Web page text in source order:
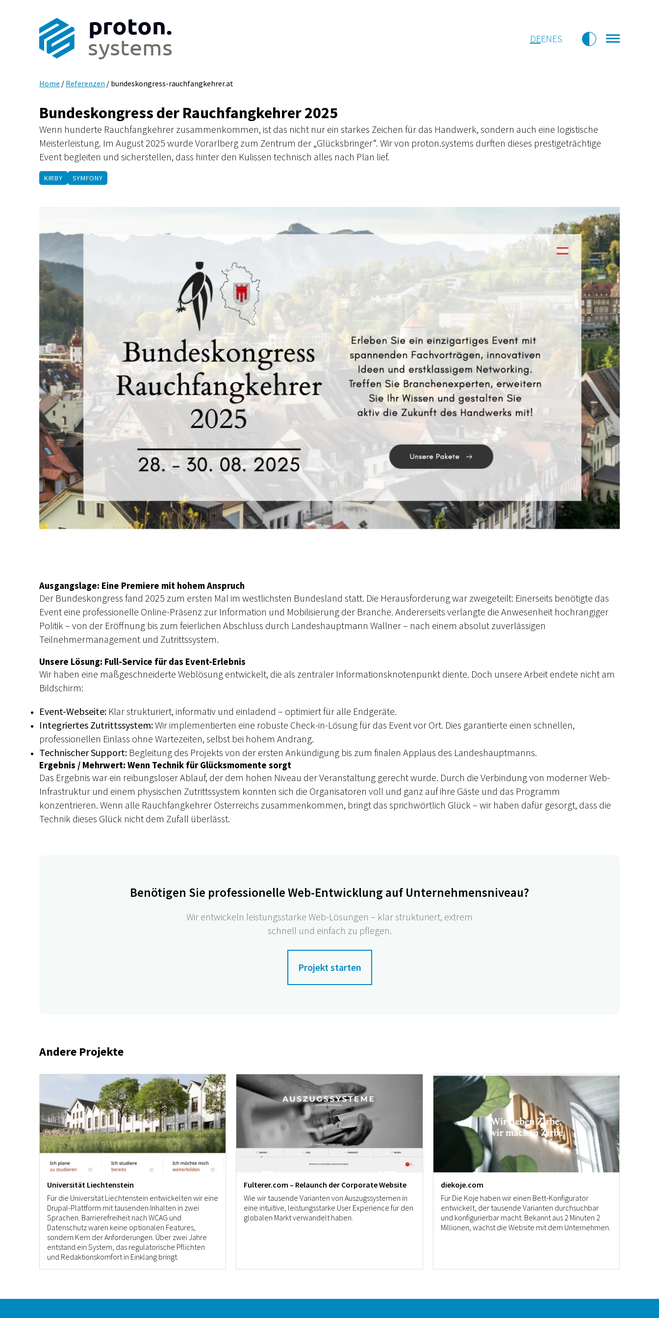
proton.
systems DEENES
Home / Referenzen / bundeskongress-rauchfangkehrer.at
Bundeskongress der Rauchfangkehrer 2025
Wenn hunderte Rauchfangkehrer zusammenkommen, ist das nicht nur ein starkes Zeichen für das Handwerk, sondern auch eine logistische
Meisterleistung. Im August 2025 wurde Vorarlberg zum Zentrum der „Glücksbringer“. Wir von proton.systems durften dieses prestigeträchtige
Event begleiten und sicherstellen, dass hinter den Kulissen technisch alles nach Plan lief.
KIRBY SYMFONY
Ausgangslage: Eine Premiere mit hohem Anspruch
Der Bundeskongress fand 2025 zum ersten Mal im westlichsten Bundesland statt. Die Herausforderung war zweigeteilt: Einerseits benötigte das
Event eine professionelle Online-Präsenz zur Information und Mobilisierung der Branche. Andererseits verlangte die Anwesenheit hochrangiger
Politik – von der Eröffnung bis zum feierlichen Abschluss durch Landeshauptmann Wallner – nach einem absolut zuverlässigen
Teilnehmermanagement und Zutrittssystem.
Unsere Lösung: Full-Service für das Event-Erlebnis
Wir haben eine maßgeschneiderte Weblösung entwickelt, die als zentraler Informationsknotenpunkt diente. Doch unsere Arbeit endete nicht am
Bildschirm:
Event-Webseite: Klar strukturiert, informativ und einladend – optimiert für alle Endgeräte.
Integriertes Zutrittssystem:Wir implementierten eine robuste Check-in-Lösung für das Event vor Ort. Dies garantierte einen schnellen,
professionellen Einlass ohne Wartezeiten, selbst bei hohem Andrang.
Technischer Support: Begleitung des Projekts von der ersten Ankündigung bis zum finalen Applaus des Landeshauptmanns.
Ergebnis / Mehrwert: Wenn Technik für Glücksmomente sorgt
Das Ergebnis war ein reibungsloser Ablauf, der dem hohen Niveau der Veranstaltung gerecht wurde. Durch die Verbindung von moderner Web-
Infrastruktur und einem physischen Zutrittssystem konnten sich die Organisatoren voll und ganz auf ihre Gäste und das Programm
konzentrieren. Wenn alle Rauchfangkehrer Österreichs zusammenkommen, bringt das sprichwörtlich Glück – wir haben dafür gesorgt, dass die
Technik dieses Glück nicht dem Zufall überlässt.
Benötigen Sie professionelle Web-Entwicklung auf Unternehmensniveau?
Wir entwickeln leistungsstarke Web-Lösungen – klar strukturiert, extrem
schnell und einfach zu pflegen.
Projekt starten
Andere Projekte
Universität Liechtenstein
Für die Universität Liechtenstein entwickelten wir eine
Drupal-Plattform mit tausenden Inhalten in zwei
Sprachen. Barrierefreiheit nach WCAG und
Datenschutz waren keine optionalen Features,
sondern Kern der Anforderungen. Über zwei Jahre
entstand ein System, das regulatorische Pflichten
und Redaktionskomfort in Einklang bringt.
Fulterer.com – Relaunch der Corporate Website
Wie wir tausende Varianten von Auszugssystemen in
eine intuitive, leistungsstarke User Experience für den
globalen Markt verwandelt haben.
diekoje.com
Für Die Koje haben wir einen Bett-Konfigurator
entwickelt, der tausende Varianten durchsuchbar
und konfigurierbar macht. Bekannt aus 2 Minuten 2
Millionen, wächst die Website mit dem Unternehmen.